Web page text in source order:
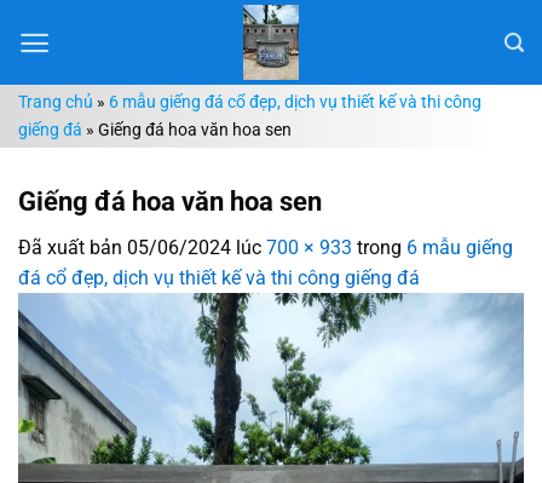
đến
dungTrang chủ » 6 mẫu giếng đá cổ đẹp, dịch vụ thiết kế và thi công
giếng đá » Giếng đá hoa văn hoa sen
Giếng đá hoa văn hoa sen
Đã xuất bản 05/06/2024 lúc 700 × 933 trong 6 mẫu giếng
đá cổ đẹp, dịch vụ thiết kế và thi công giếng đá